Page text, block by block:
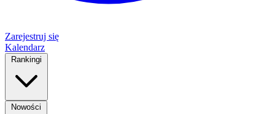
Zarejestruj się
Kalendarz
Rankingi
Nowości